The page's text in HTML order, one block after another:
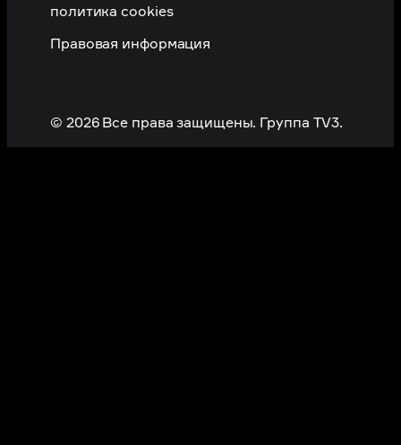
© 2026 Все права защищены. Группа TV3.
политика cookies
Правовая информация